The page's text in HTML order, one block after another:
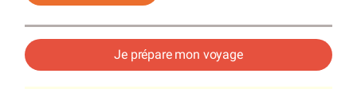
Je prépare mon voyage